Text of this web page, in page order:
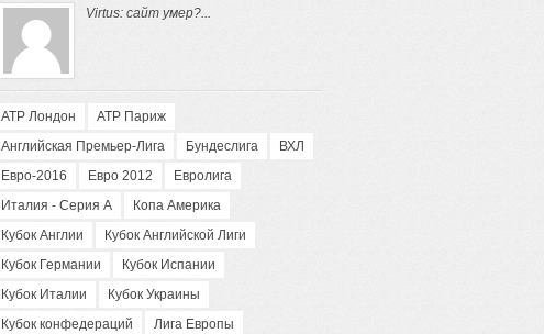
Virtus: сайт умер?...
ATP Лондон
АТP Париж
Английская Премьер-Лига
Бундеслига
ВХЛ
Евро-2016
Евро 2012
Евролига
Италия - Серия А
Копа Америка
Кубок Англии
Кубок Английской Лиги
Кубок Германии
Кубок Испании
Кубок Италии
Кубок Украины
Кубок конфедераций
Лига Европы